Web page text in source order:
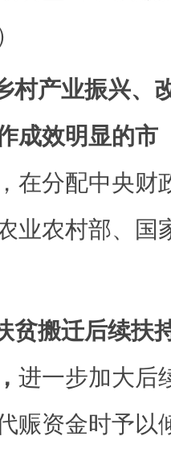
村产业振兴、
成效明显的市
，在分配中央
业农村部、国
贫搬迁后续扶
进一步加大后
赈资金时予以